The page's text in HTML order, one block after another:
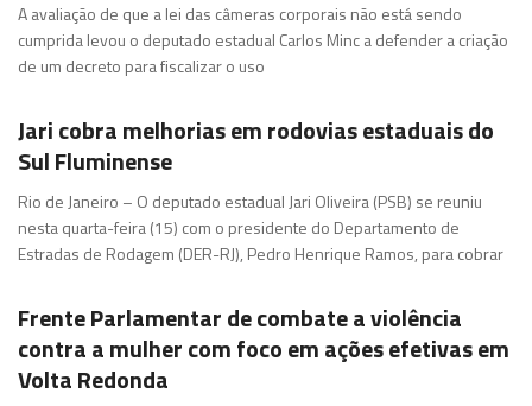
A avaliação de que a lei das câmeras corporais não está sendo
cumprida levou o deputado estadual Carlos Minc a defender a criação
de um decreto para fiscalizar o uso
Jari cobra melhorias em rodovias estaduais do
Sul Fluminense
Rio de Janeiro – O deputado estadual Jari Oliveira (PSB) se reuniu
nesta quarta-feira (15) com o presidente do Departamento de
Estradas de Rodagem (DER-RJ), Pedro Henrique Ramos, para cobrar
Frente Parlamentar de combate a violência
contra a mulher com foco em ações efetivas em
Volta Redonda